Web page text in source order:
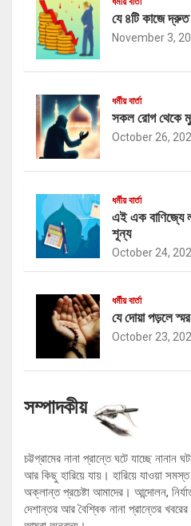
যে ৪টি কাজে
November 3,
ধর্মীয় বার্তা
সকল রোগ থেকে
October 26,
ধর্মীয় বার্তা
এই এক বাণিজ্যে
শূন্য
October 24,
ধর্মীয় বার্তা
যে দোয়া পড়লে
October 23,
সম্পাদকীয়
চট্টগ্রামের নানা প্রান্তে ঘটে যাচ্ছে
আর কিছু হারিয়ে যায়। হারিয়ে যাওয়া
অক্লান্ত প্রচেষ্টা আমাদের। আন্দোলন,
দেশান্তর আর বৈশ্বিক নানা প্রান্তের